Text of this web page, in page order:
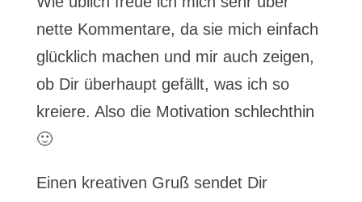
nette Kommentare, da sie mich einfach
glücklich machen und mir auch zeigen,
ob Dir überhaupt gefällt, was ich so
kreiere. Also die Motivation schlechthin
🙂
Einen kreativen Gruß sendet Dir